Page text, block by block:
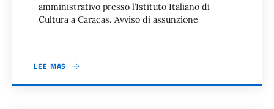
amministrativo presso l’Istituto Italiano di
Cultura a Caracas. Avviso di assunzione
LEE MAS